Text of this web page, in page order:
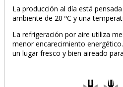
PRODUCTO
La producción al día está
ambiente de 20 ºC y una
La refrigeración por aire utiliza
menor encarecimiento
un lugar fresco y bien aireado